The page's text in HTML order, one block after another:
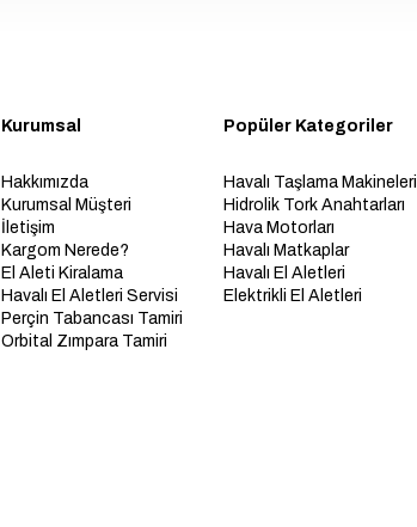
Kurumsal
Hakkımızda
Kurumsal Müşteri
İletişim
Kargom Nerede?
El Aleti Kiralama
Havalı El Aletleri Servisi
Perçin Tabancası Tamiri
Orbital Zımpara Tamiri
Popüler Kategoriler
Havalı Taşlama Makineleri
Hidrolik Tork Anahtarları
Hava Motorları
Havalı Matkaplar
Havalı El Aletleri
Elektrikli El Aletleri